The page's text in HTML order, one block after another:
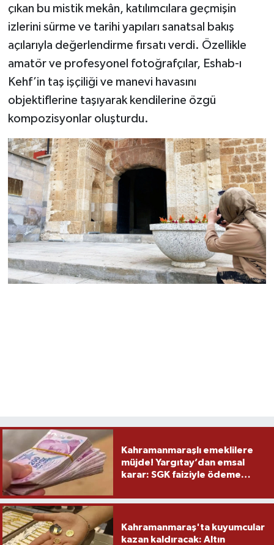
çıkan bu mistik mekân, katılımcılara geçmişin
izlerini sürme ve tarihi yapıları sanatsal bakış
açılarıyla değerlendirme fırsatı verdi. Özellikle
amatör ve profesyonel fotoğrafçılar, Eshab-ı
Kehf’in taş işçiliği ve manevi havasını
objektiflerine taşıyarak kendilerine özgü
kompozisyonlar oluşturdu.
Kahramanmaraşlı emeklilere
müjde! Yargıtay’dan emsal
karar: SGK faiziyle ödeme
Kahramanmaraş'ta kuyumcular
kazan kaldıracak: Altın